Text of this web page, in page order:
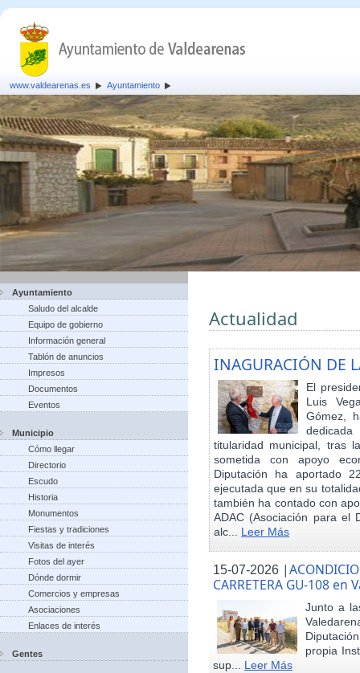
www.valdearenas.es Ayuntamiento
Ayuntamiento
Saludo del alcalde
Equipo de gobierno
Información general
Tablón de anuncios
Impresos
Documentos
Eventos
Municipio
Cómo llegar
Directorio
Escudo
Historia
Monumentos
Fiestas y tradiciones
Visitas de interés
Fotos del ayer
Dónde dormir
Comercios y empresas
Asociaciones
Enlaces de interés
Gentes
Actualidad
INAGURACIÓN DE
El
Luis
Gómez,
titularidad municipal, tras
sometida con apoyo
Diputación ha aportado
ejecutada que en su
también ha contado con
ADAC (Asociación para el
alc... Leer Más
15-07-2026 |
CARRETERA GU-108 en
Junto a
propia
sup... Leer Más